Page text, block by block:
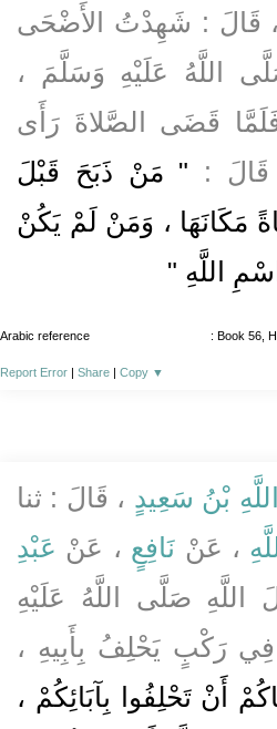
، قَالَ : شَهِدْتُ الأَضْحَى
اللَّهُ عَلَيْهِ وَسَلَّمَ ،
قَضَى الصَّلاةَ رَأَى
:
" مَنْ ذَبَحَ قَبْلَ
مَكَانَهَا ، وَمَنْ لَمْ يَكُنْ
اللَّهِ "
Arabic reference : Book 56,
Report Error | Share | Copy ▼
بْنُ سَعِيدٍ ، قَالَ : ثنا
، عَنْ نَافِعٍ ، عَنْ عَبْدِ
صَلَّى اللَّهُ عَلَيْهِ
رَكْبٍ يَحْلِفُ بِأَبِيهِ ،
أَنْ تَحْلِفُوا بِآبَائِكُمْ ،